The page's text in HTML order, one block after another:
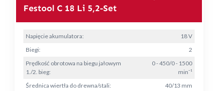
Festool C 18 Li 5,2-Set
Napięcie akumulatora:
18 V
Biegi:
2
Prędkość obrotowa na biegu jałowym
1./2. bieg:
0 - 450/0 - 1500
min⁻¹
Średnica wiertła do drewna/stali:
40/13 mm